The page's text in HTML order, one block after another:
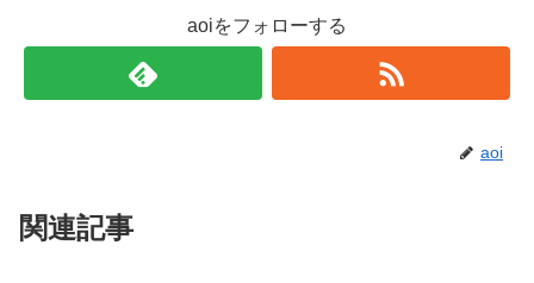
aoiをフォローする
aoi
関連記事